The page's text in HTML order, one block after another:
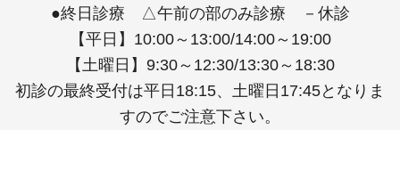
●終日診療 △午前の部のみ診療 －休診
【平日】10:00～13:00/14:00～19:00
【土曜日】9:30～12:30/13:30～18:30
初診の最終受付は平日18:15、土曜日17:45となりま
すのでご注意下さい。